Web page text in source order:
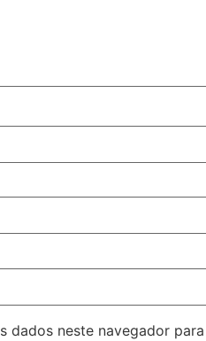
dados neste navegador